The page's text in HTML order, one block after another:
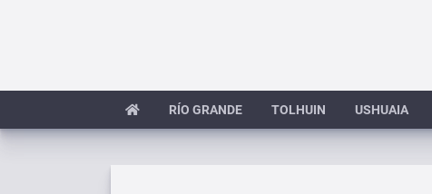
RÍO GRANDE TOLHUIN USHUAIA